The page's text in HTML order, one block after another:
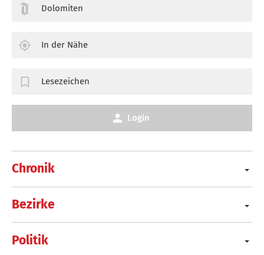
Chronik
Bezirke
Politik
Dolomiten
In der Nähe
Lesezeichen
Login